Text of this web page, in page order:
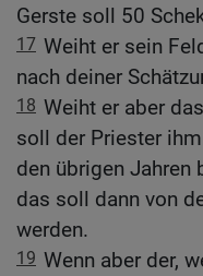
Gerste soll 50
17 Weiht er sein
nach deiner
18 Weiht er aber
soll der Priester
den übrigen Jahren
das soll dann von
werden.
19 Wenn aber der,